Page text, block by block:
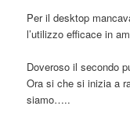
Per il desktop
l’utilizzo efficace in
Doveroso il secondo
Ora si che si inizia a
siamo…..